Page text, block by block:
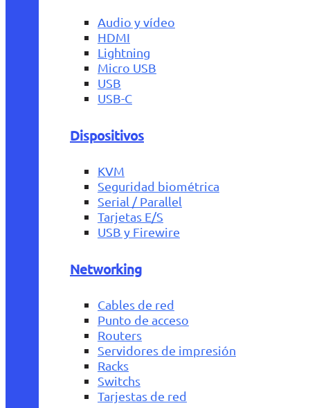
Audio y vídeo
HDMI
Lightning
Micro USB
USB
USB-C
Dispositivos
KVM
Seguridad biométrica
Serial / Parallel
Tarjetas E/S
USB y Firewire
Networking
Cables de red
Punto de acceso
Routers
Servidores de impresión
Racks
Switchs
Tarjestas de red